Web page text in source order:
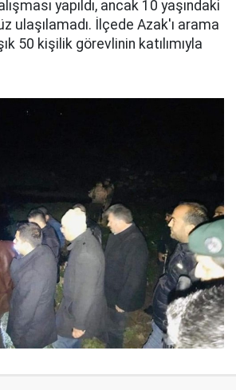
yapıldı, ancak 10 yaşındaki
ulaşılamadı. İlçede Azak'ı arama
50 kişilik görevlinin katılımıyla